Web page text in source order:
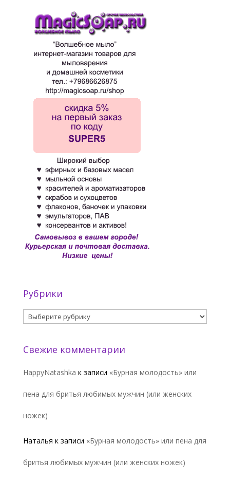
Рубрики
Рубрики
Свежие комментарии
HappyNatashka к записи «Бурная молодость» или
пена для бритья любимых мужчин (или женских
ножек)
Наталья к записи «Бурная молодость» или пена для
бритья любимых мужчин (или женских ножек)